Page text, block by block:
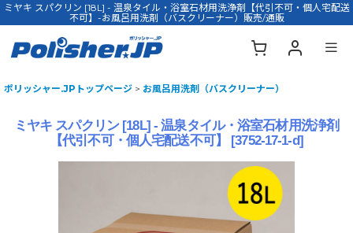
ミヤキ スパクリン [18L] - 温泉タイル・浴室石材用洗浄剤【代引不可・個人宅配送
不可】-お風呂用洗剤（バスクリーナー）販売/通販
ポリッシャー.JPトップページ > お風呂用洗剤（バスクリーナー）
ミヤキ スパクリン [18L] - 温泉タイル・浴室石材用洗浄剤
【代引不可・個人宅配送不可】
[3752-17-1-d]